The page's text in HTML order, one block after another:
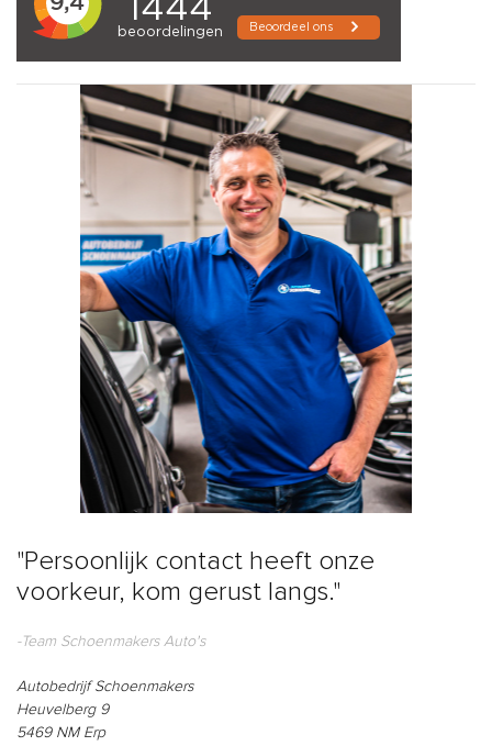
"Persoonlijk contact heeft onze
voorkeur, kom gerust langs."
-Team Schoenmakers Auto's
Autobedrijf Schoenmakers
Heuvelberg 9
5469 NM Erp